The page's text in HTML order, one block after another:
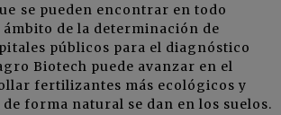
se pueden encontrar en todo
de la determinación de
públicos para el diagnóstico
Biotech puede avanzar en el
fertilizantes más ecológicos y
forma natural se dan en los suelos.